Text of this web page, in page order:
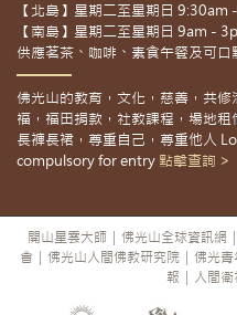
【北島】星期二至星期日 9:30am
【南島】星期二至星期日 9am -
供應茗茶、咖啡、素食午餐及可口
佛光山的教育，文化，慈善，共
福，福田捐款，社教課程，場地
長褲長裙，尊重自己，尊重他人
compulsory for entry 點擊查詢 >
開山星雲大師 佛光山全球資訊網
會
佛光山人間佛教研究院 佛光青
報
人間衛